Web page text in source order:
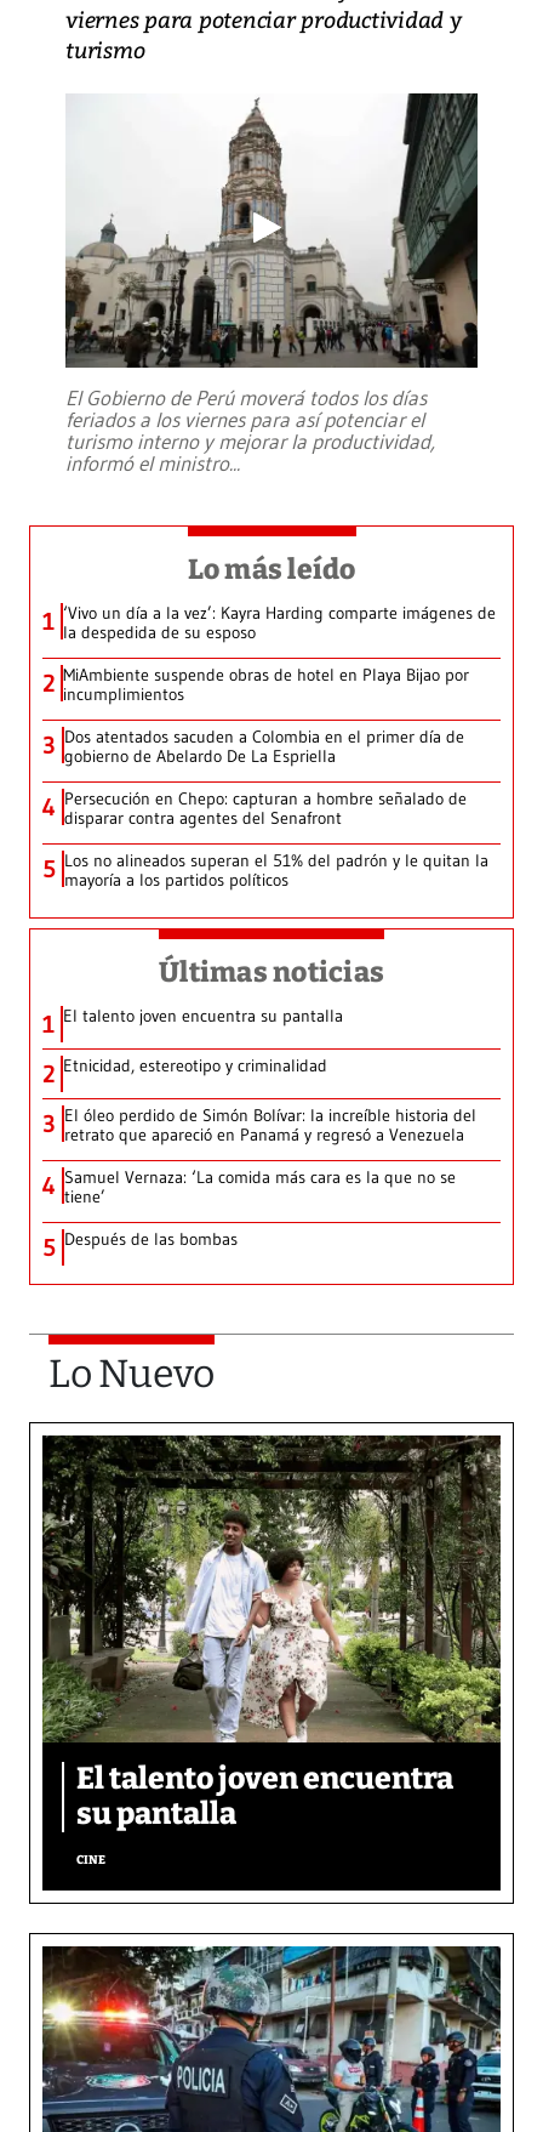
viernes para potenciar productividad y
turismo
El Gobierno de Perú moverá todos los días
feriados a los viernes para así potenciar el
turismo interno y mejorar la productividad,
informó el ministro...
Lo más leído
1 ‘Vivo un día a la vez’: Kayra Harding comparte imágenes de
la despedida de su esposo
2 MiAmbiente suspende obras de hotel en Playa Bijao por
incumplimientos
3 Dos atentados sacuden a Colombia en el primer día de
gobierno de Abelardo De La Espriella
4 Persecución en Chepo: capturan a hombre señalado de
disparar contra agentes del Senafront
5 Los no alineados superan el 51% del padrón y le quitan la
mayoría a los partidos políticos
Últimas noticias
1 El talento joven encuentra su pantalla​
2 Etnicidad, estereotipo y criminalidad
3 El óleo perdido de Simón Bolívar: la increíble historia del
retrato que apareció en Panamá y regresó a Venezuela
4 Samuel Vernaza: ‘La comida más cara es la que no se
tiene’
5 Después de las bombas
Lo Nuevo
El talento joven encuentra
su pantalla​
CINE